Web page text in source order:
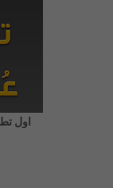
اول